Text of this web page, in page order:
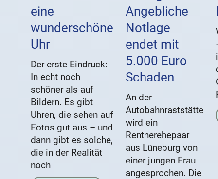
eine
wunderschöne
Uhr
Der erste Eindruck:
In echt noch
schöner als auf
Bildern. Es gibt
Uhren, die sehen auf
Fotos gut aus – und
dann gibt es solche,
die in der Realität
noch
Angebliche
Notlage
endet mit
5.000 Euro
Schaden
An der
Autobahnraststätte
wird ein
Rentnerehepaar
aus Lüneburg von
einer jungen Frau
angesprochen. Die